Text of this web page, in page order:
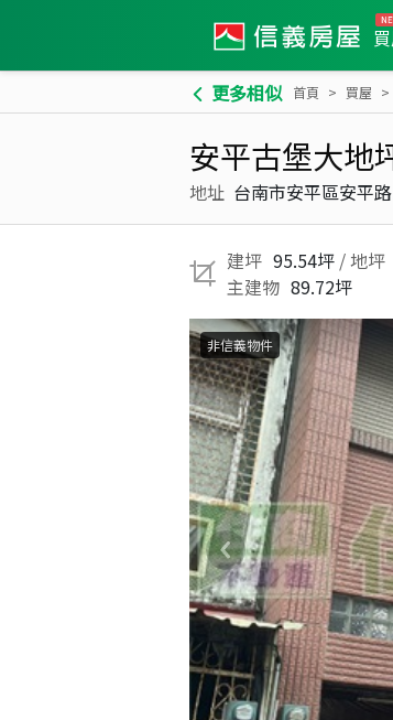
更多相似 首頁 買屋
安平古堡大地
地址 台南市安平區安平路
建坪 95.54坪 / 地坪
主建物 89.72坪
非信義物件